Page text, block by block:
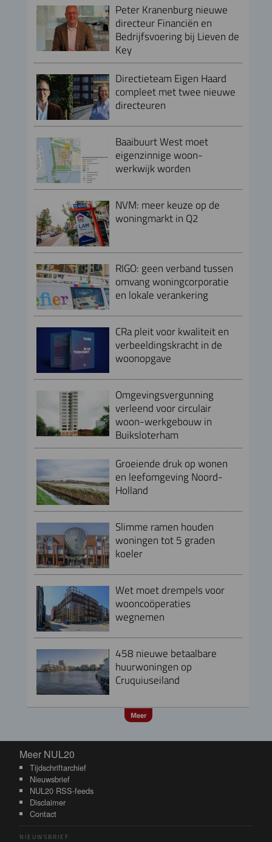
Peter Kranenburg nieuwe
directeur Financiën en
Bedrijfsvoering bij Lieven de
Key
Directieteam Eigen Haard
compleet met twee nieuwe
directeuren
Baaibuurt West moet
eigenzinnige woon-
werkwijk worden
NVM: meer keuze op de
woningmarkt in Q2
RIGO: geen verband tussen
omvang woningcorporatie
en lokale verankering
CRa pleit voor kwaliteit en
verbeeldingskracht in de
woonopgave
Omgevingsvergunning
verleend voor circulair
woon-werkgebouw in
Buiksloterham
Groeiende druk op wonen
en leefomgeving Noord-
Holland
Slimme ramen houden
woningen tot 5 graden
koeler
Wet moet drempels voor
wooncoöperaties
wegnemen
458 nieuwe betaalbare
huurwoningen op
Cruquiuseiland
Meer
Meer NUL20
Meer NUL20
Tijdschriftarchief
Nieuwsbrief
NUL20 RSS-feeds
Disclaimer
Contact
NIEUWSBRIEF